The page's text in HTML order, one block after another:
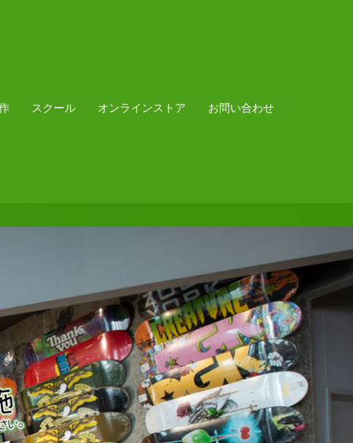
スクール オンラインストア お問い合わせ